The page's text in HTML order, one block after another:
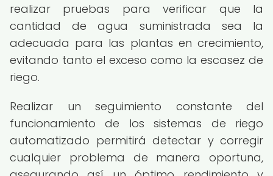
realizar pruebas para verificar que la
cantidad de agua suministrada sea la
adecuada para las plantas en crecimiento,
evitando tanto el exceso como la escasez de
riego.
Realizar un seguimiento constante del
funcionamiento de los sistemas de riego
automatizado permitirá detectar y corregir
cualquier problema de manera oportuna,